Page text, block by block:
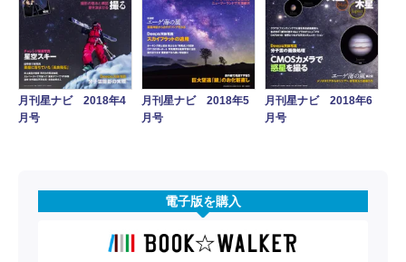
月刊星ナビ 2018年4
月号
月刊星ナビ 2018年5
月号
月刊星ナビ 2018年6
月号
電子版を購入